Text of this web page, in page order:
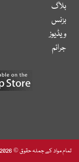
بلاگ
بزنس
ویڈیوز
جرائم
تمام مواد کے جملہ حقوق © 2026 ایکسپریس اردو